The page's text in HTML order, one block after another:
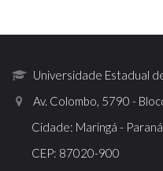
Universidade Estadual
Av. Colombo, 5790 -
Cidade: Maringá - Paraná
CEP: 87020-900